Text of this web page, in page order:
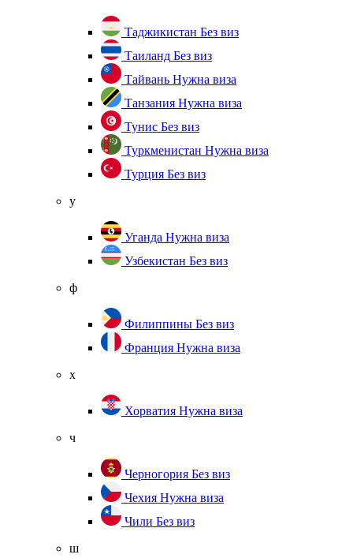
Таджикистан Без виз
Таиланд Без виз
Тайвань Нужна виза
Танзания Нужна виза
Тунис Без виз
Туркменистан Нужна виза
Турция Без виз
у
Уганда Нужна виза
Узбекистан Без виз
ф
Филиппины Без виз
Франция Нужна виза
х
Хорватия Нужна виза
ч
Черногория Без виз
Чехия Нужна виза
Чили Без виз
ш